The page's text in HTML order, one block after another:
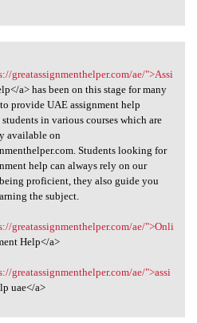
greatassignmenthelper.com/ae/">Assi
a> has been on this stage for many
provide UAE assignment help
in various courses which are
available on
Students looking for
help can always rely on our
proficient, they also guide you
the subject.
greatassignmenthelper.com/ae/">Onli
Help</a>
greatassignmenthelper.com/ae/">assi
uae</a>